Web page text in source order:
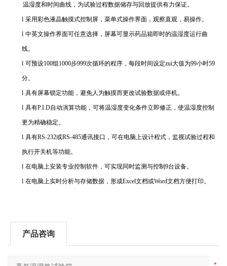
温湿度和时间曲线，为试验过程数据储存与回放提供有力保证。
l 采用彩色液晶触摸式控制屏，菜单式操作界面，观察直观，易操作。
l 中英文操作界面可任意选择，屏幕可显示药品箱即时的温湿度运行曲
线。
l 可预设100组1000步999次循环的程序，每段时间设定zui大值为99小时59
分。
l 具有屏幕锁定功能，避免人为触摸而更改试验数据或停机。
l 具有P.I.D自动演算功能，可将温湿度变化条件立即修正，使温湿度控制
更为精确稳定。
l 具有RS-232或RS-485通讯接口，可在电脑上设计程式，监视试验过程和
执行开关机等功能。
l 在电脑上安装专业控制软件，可实现同时监测与控制9台设备。
l 在电脑上实时分析与存储数据，形成Excel文档或Word文档方便打印。
产品咨询